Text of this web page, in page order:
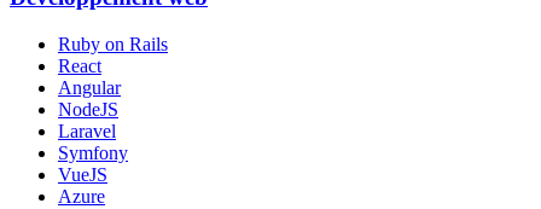
Ruby on Rails
React
Angular
NodeJS
Laravel
Symfony
VueJS
Azure